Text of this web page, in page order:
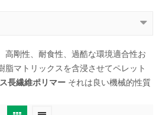
高剛性、耐食性、過酷な環境適合性お
脂マトリックスを含浸させてペレット
長繊維ポリマー それは良い機械的性質